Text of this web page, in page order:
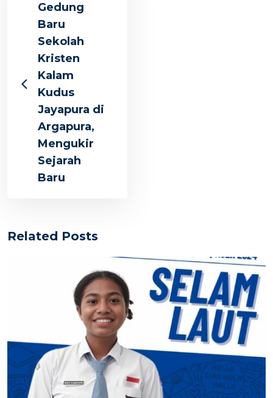
Gedung
Baru
Sekolah
Kristen
Kalam
Kudus
Jayapura di
Argapura,
Mengukir
Sejarah
Baru
Related Posts